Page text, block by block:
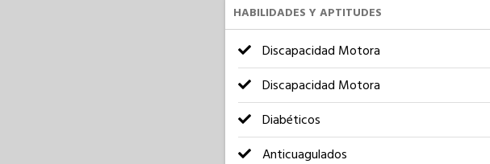
HABILIDADES Y APTITUDES
Discapacidad Motora
Discapacidad Motora
Diabéticos
Anticuagulados